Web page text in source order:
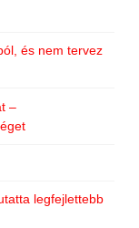
és nem tervez
–
legfejlettebb